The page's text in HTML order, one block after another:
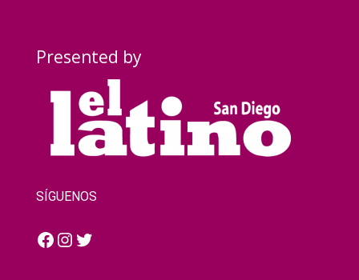
Presented by
SÍGUENOS
Facebook
Instagram
Twitter